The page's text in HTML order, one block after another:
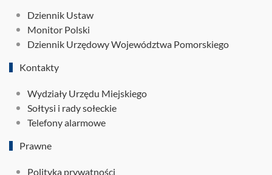
Dziennik Ustaw
Monitor Polski
Dziennik Urzędowy Województwa Pomorskiego
Kontakty
Wydziały Urzędu Miejskiego
Sołtysi i rady sołeckie
Telefony alarmowe
Prawne
Polityka prywatności